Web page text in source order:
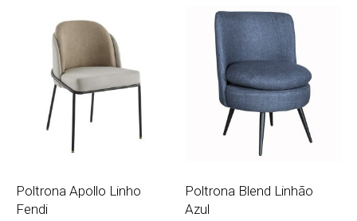
Poltrona Apollo Linho
Fendi
Poltrona Blend Linhão
Azul